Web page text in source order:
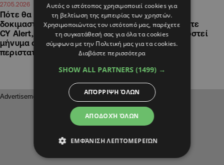
27.05.2026 17:16
Πότε θα λάβεις
δοκιμαστικό μήνυμα από το
CY Alert, τι θα γράφει το
μήνυμα σε έκτακτο
περιστατικό
11.05.2026 13:47
Σύστημα Έγκαιρης
Προειδοποίησης: Πότε
αναμέται να εφαρμοστεί
και ποιοι οι κίνδυνοι
Αυτός ο ιστότοπος χρησιμοποιεί cookies για
τη βελτίωση της εμπειρίας των χρηστών.
Χρησιμοποιώντας τον ιστότοπό μας, παρέχετε
τη συγκατάθεσή σας για όλα τα cookies
σύμφωνα με την Πολιτική μας για τα cookies.
Διαβάστε περισσότερα
SHOW ALL PARTNERS (1499) →
ΑΠΟΔΟΧΉ ΌΛΩΝ
ΑΠΌΡΡΙΨΗ ΌΛΩΝ
ΕΜΦΆΝΙΣΗ ΛΕΠΤΟΜΕΡΕΙΏΝ